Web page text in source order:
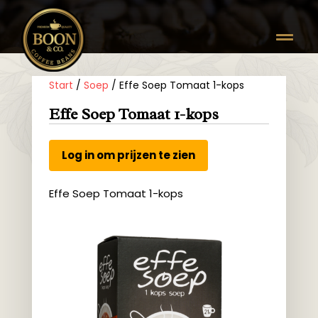

Start / Soep / Effe Soep Tomaat 1-kops
Effe Soep Tomaat 1-kops
Log in om prijzen te zien
Effe Soep Tomaat 1-kops